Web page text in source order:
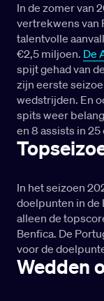
In de zomer van
vertrekwens van
talentvolle
€2,5 miljoen. De
spijt gehad van
zijn eerste
wedstrijden. En
spits weer
en 8 assists in
In het seizoen
doelpunten in de
alleen de
Benfica. De
voor de
Wedden